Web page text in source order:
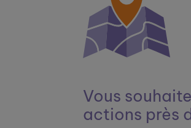
Vous
actions près